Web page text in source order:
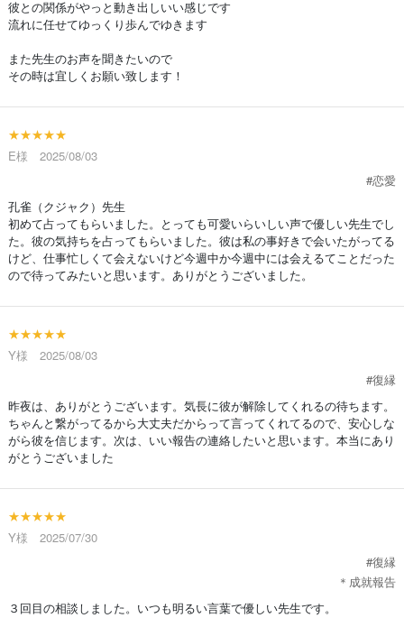
彼との関係がやっと動き出しいい感じです
流れに任せてゆっくり歩んでゆきます
また先生のお声を聞きたいので
その時は宜しくお願い致します！
★★★★★
E様 2025/08/03
#恋愛
孔雀（クジャク）先生
初めて占ってもらいました。とっても可愛いらいしい声で優しい先生でし
た。彼の気持ちを占ってもらいました。彼は私の事好きで会いたがってる
けど、仕事忙しくて会えないけど今週中か今週中には会えるてことだった
ので待ってみたいと思います。ありがとうございました。
★★★★★
Y様 2025/08/03
#復縁
昨夜は、ありがとうございます。気長に彼が解除してくれるの待ちます。
ちゃんと繋がってるから大丈夫だからって言ってくれてるので、安心しな
がら彼を信じます。次は、いい報告の連絡したいと思います。本当にあり
がとうございました
★★★★★
Y様 2025/07/30
#復縁
＊成就報告
３回目の相談しました。いつも明るい言葉で優しい先生です。